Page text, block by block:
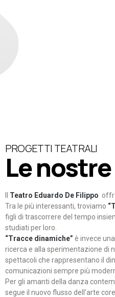
PROGETTI TEATRALI
Le
Teatro Eduardo De Filippo
Tra le più interessanti, troviamo
figli di trascorrere del tempo
studiati per loro.
“Tracce dinamiche” è invece
ricerca e alla sperimentazione di
spettacoli che rappresentano il
comunicazioni sempre più
Per gli amanti della danza
segue il nuovo flusso dell’arte